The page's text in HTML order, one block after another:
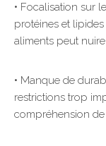
• Focalisation sur
protéines et
aliments peut
• Manque de
restrictions trop
compréhension